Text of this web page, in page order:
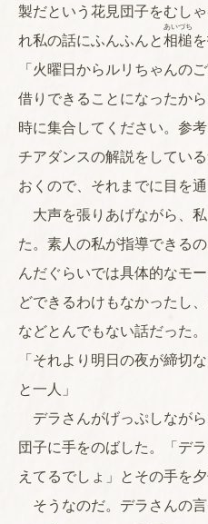
製だという花見団子をむし
れ私の話にふんふんと相槌
あいづち
「火曜日からルリちゃんの
借りできることになったか
時に集合してください。参
チアダンスの解説をしてい
おくので、それまでに目を
大声を張りあげながら、
た。素人の私が指導できる
んだぐらいでは具体的なモ
どできるわけもなかったし
などとんでもない話だった。
「それより明日の夜が締
と一人」
デラさんがげっぷしなが
団子に手をのばした。「デ
えてるでしょ」とその手を
そうなのだ。デラさんの